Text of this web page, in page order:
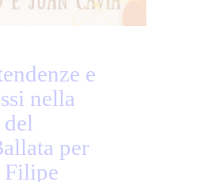
e
nella
per
Filipe